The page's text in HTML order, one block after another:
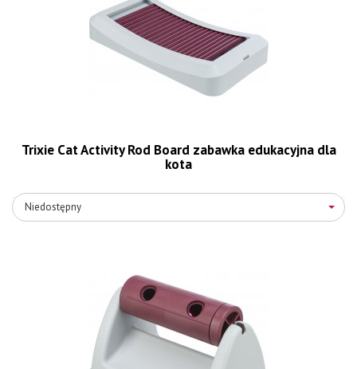
Trixie Cat Activity Rod Board zabawka edukacyjna dla
kota
Niedostępny